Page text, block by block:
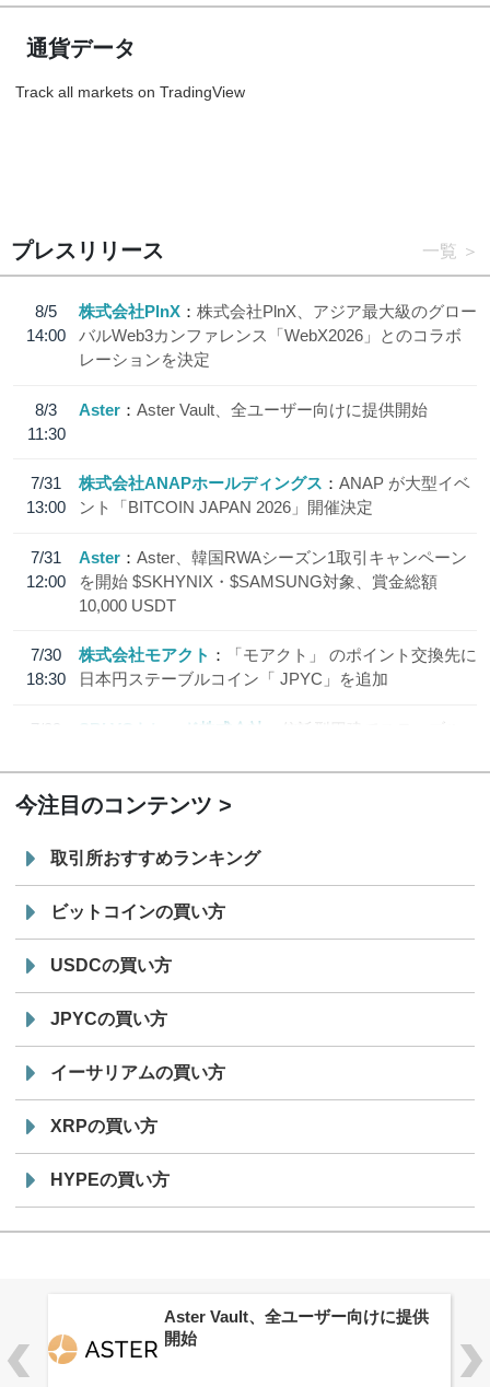
通貨データ
Track all markets on TradingView
プレスリリース 一覧
8/5
14:00
株式会社PlnX
株式会社PlnX、アジア最大級のグロー
バルWeb3カンファレンス「WebX2026」とのコラボ
レーションを決定
8/3
11:30
Aster Aster Vault、全ユーザー向けに提供開始
7/31
13:00
株式会社ANAPホールディングス
ANAP が大型イベ
ント「BITCOIN JAPAN 2026」開催決定
7/31
12:00
Aster
Aster、韓国RWAシーズン1取引キャンペーン
を開始 $SKHYNIX・$SAMSUNG対象、賞金総額
10,000 USDT
7/30
18:30
株式会社モアクト
「モアクト」 のポイント交換先に
日本円ステーブルコイン「 JPYC」を追加
7/29
SBI VCトレード株式会社
信託型円建てステーブル
今注目のコンテンツ
取引所おすすめランキング
ビットコインの買い方
USDCの買い方
JPYCの買い方
イーサリアムの買い方
XRPの買い方
HYPEの買い方
Aster Vault、全ユーザー向けに提供
開始